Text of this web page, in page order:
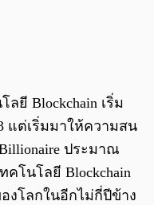
ยี Blockchain เริ่ม
แต่เริ่มมาให้ความสน
ประมาณ
คโนโลยี Blockchain
งโลกในอีกไม่กี่ปีข้าง